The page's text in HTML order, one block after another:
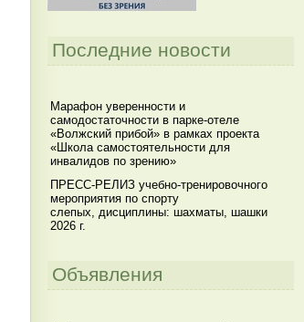
Последние новости
Марафон уверенности и
самодостаточности в парке-отеле
«Волжский прибой» в рамках проекта
«Школа самостоятельности для
инвалидов по зрению»
ПРЕСС-РЕЛИЗ учебно-тренировочного
мероприятия по спорту
слепых, дисциплины: шахматы, шашки
2026 г.
Объявления